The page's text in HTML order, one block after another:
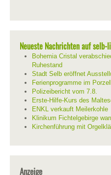
Neueste Nachrichten auf selb-
Bohemia Cristal
Ruhestand
Stadt Selb eröffnet
Ferienprogramme im
Polizeibericht vom 7.8.
Erste-Hilfe-Kurs des
ENKL verkauft Meilerkohle
Klinikum Fichtelgebirge
Kirchenführung mit
Anzeige